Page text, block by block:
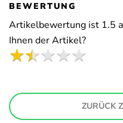
BEWERTUNG
Artikelbewertung ist 1.5
Ihnen der Artikel?
ZURÜCK